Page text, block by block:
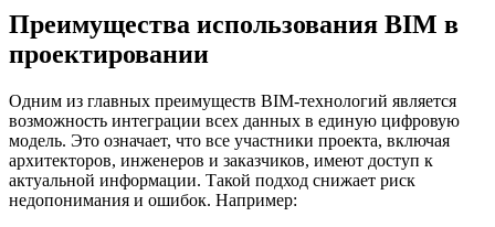
Преимущества использования BIM в
проектировании
Одним из главных преимуществ BIM-технологий является
возможность интеграции всех данных в единую цифровую
модель. Это означает, что все участники проекта, включая
архитекторов, инженеров и заказчиков, имеют доступ к
актуальной информации. Такой подход снижает риск
недопонимания и ошибок. Например: